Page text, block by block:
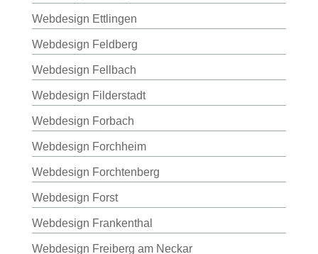
Webdesign Ettlingen
Webdesign Feldberg
Webdesign Fellbach
Webdesign Filderstadt
Webdesign Forbach
Webdesign Forchheim
Webdesign Forchtenberg
Webdesign Forst
Webdesign Frankenthal
Webdesign Freiberg am Neckar